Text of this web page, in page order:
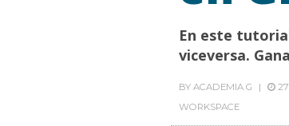
En este
viceversa.
BY ACADEMIA G 27
WORKSPACE